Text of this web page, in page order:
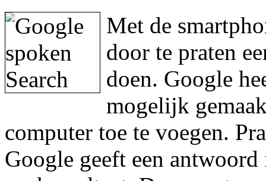
Met de
door te praten
doen. Google
mogelijk
computer toe te voegen.
Google geeft een